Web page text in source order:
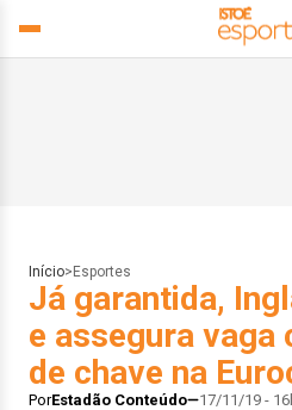
Início> Esportes
Já garantida,
e assegura vaga
de chave na
PorEstadão Conteúdo 17/11/19 -